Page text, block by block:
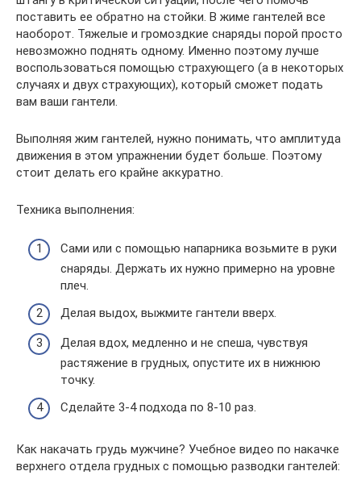
поставить ее обратно на стойки. В жиме гантелей все
наоборот. Тяжелые и громоздкие снаряды порой просто
невозможно поднять одному. Именно поэтому лучше
воспользоваться помощью страхующего (а в некоторых
случаях и двух страхующих), который сможет подать
вам ваши гантели.
Выполняя жим гантелей, нужно понимать, что амплитуда
движения в этом упражнении будет больше. Поэтому
стоит делать его крайне аккуратно.
Техника выполнения:
Сами или с помощью напарника возьмите в руки
снаряды. Держать их нужно примерно на уровне
плеч.
Делая выдох, выжмите гантели вверх.
Делая вдох, медленно и не спеша, чувствуя
растяжение в грудных, опустите их в нижнюю
точку.
Сделайте 3-4 подхода по 8-10 раз.
Как накачать грудь мужчине? Учебное видео по накачке
верхнего отдела грудных с помощью разводки гантелей: